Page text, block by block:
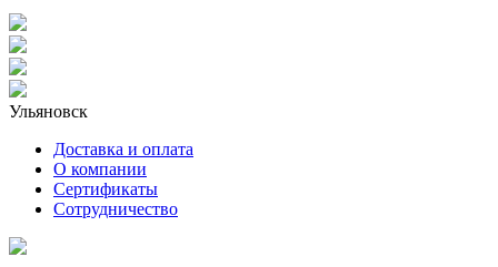
Ульяновск
Доставка и оплата
О компании
Сертификаты
Сотрудничество